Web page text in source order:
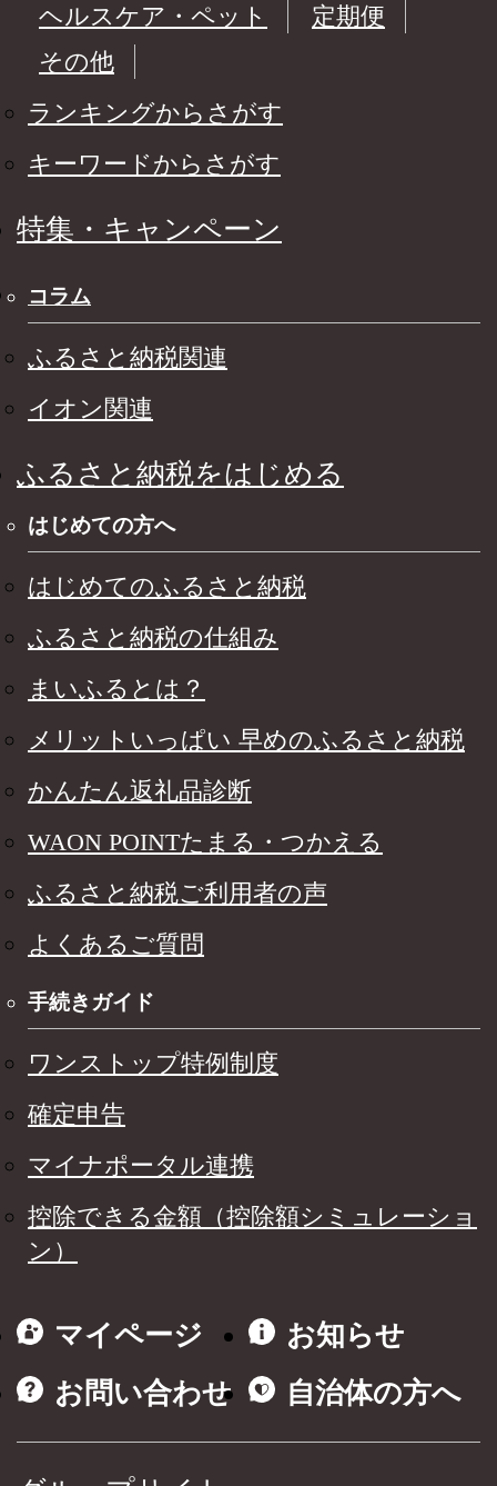
ヘルスケア・ペット
定期便
その他
ランキングからさがす
キーワードからさがす
特集・キャンペーン
コラム
ふるさと納税関連
イオン関連
ふるさと納税をはじめる
はじめての方へ
はじめてのふるさと納税
ふるさと納税の仕組み
まいふるとは？
メリットいっぱい 早めのふるさと納税
かんたん返礼品診断
WAON POINTたまる・つかえる
ふるさと納税ご利用者の声
よくあるご質問
手続きガイド
ワンストップ特例制度
確定申告
マイナポータル連携
控除できる金額（控除額シミュレーショ
ン）
マイページ
お知らせ
お問い合わせ
自治体の方へ